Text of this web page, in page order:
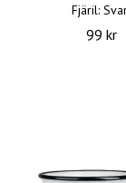
Fjäril:
99 kr